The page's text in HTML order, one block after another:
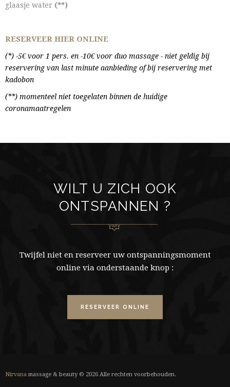
glaasje water (**)
RESERVEER HIER ONLINE
(*) -5€ voor 1 pers. en -10€ voor duo massage - niet geldig bij
reservering van last minute aanbieding of bij reservering met
kadobon
(**) momenteel niet toegelaten binnen de huidige
coronamaatregelen
WILT U ZICH OOK
ONTSPANNEN ?
Twijfel niet en reserveer uw ontspanningsmoment
online via onderstaande knop :
RESERVEER ONLINE
Nirvana massage & beauty © 2026 Alle rechten voorbehouden.